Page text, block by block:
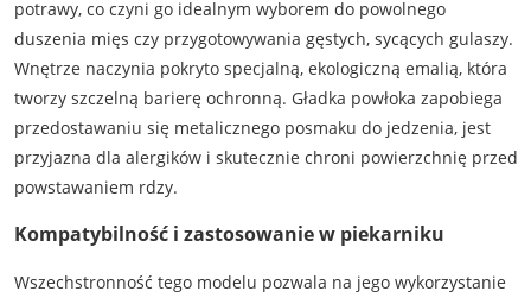
potrawy, co czyni go idealnym wyborem do powolnego
duszenia mięs czy przygotowywania gęstych, sycących gulaszy.
Wnętrze naczynia pokryto specjalną, ekologiczną emalią, która
tworzy szczelną barierę ochronną. Gładka powłoka zapobiega
przedostawaniu się metalicznego posmaku do jedzenia, jest
przyjazna dla alergików i skutecznie chroni powierzchnię przed
powstawaniem rdzy.
Kompatybilność i zastosowanie w piekarniku
Wszechstronność tego modelu pozwala na jego wykorzystanie